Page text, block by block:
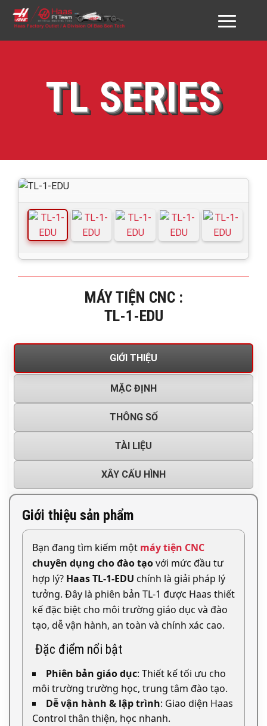
SẢN PHẨM
DỊCH VỤ
LIÊN HỆ
TL SERIES
MÁY TIỆN CNC :
TL-1-EDU
GIỚI THIỆU
MẶC ĐỊNH
THÔNG SỐ
TÀI LIỆU
XÂY CẤU HÌNH
Giới thiệu sản phẩm
Bạn đang tìm kiếm một máy tiện CNC
chuyên dụng cho đào tạovới mức đầu tư
hợp lý? Haas TL-1-EDU chính là giải pháp lý
tưởng. Đây là phiên bản TL-1 được Haas thiết
kế đặc biệt cho môi trường giáo dục và đào
tạo, dễ vận hành, an toàn và chính xác cao.
Đặc điểm nổi bật
Phiên bản giáo dục: Thiết kế tối ưu cho
môi trường trường học, trung tâm đào tạo.
Dễ vận hành & lập trình: Giao diện Haas
Control thân thiện, học nhanh.